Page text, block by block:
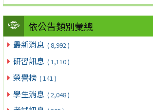
依公告類別彙總
最新消息 ( 8,992 )
研習訊息 ( 1,110 )
榮譽榜 ( 141 )
學生消息 ( 2,048 )